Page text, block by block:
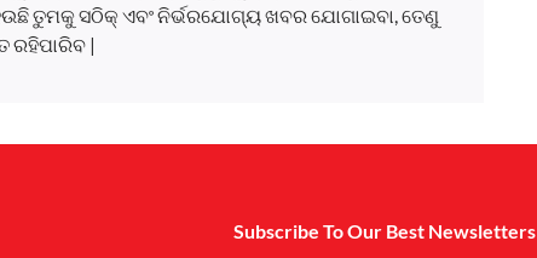
ତୁମକୁ ସଠିକ୍ ଏବଂ ନିର୍ଭରଯୋଗ୍ୟ ଖବର ଯୋଗାଇବା, ତେଣୁ
ରହିପାରିବ |
Subscribe To Our Best Newsletters